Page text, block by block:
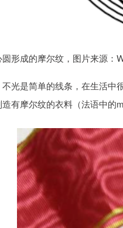
形成的摩尔纹，图片来源：
光是简单的线条，在生活中
有摩尔纹的衣料（法语中的